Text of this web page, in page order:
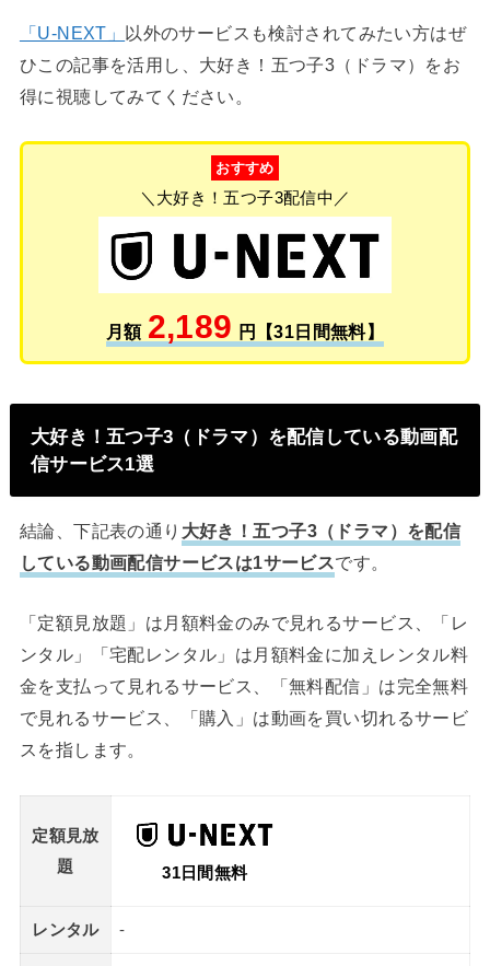
「U-NEXT」 以外のサービスも検討されてみたい方はぜ
ひこの記事を活用し、大好き！五つ子3（ドラマ）をお
得に視聴してみてください。
おすすめ
＼大好き！五つ子3配信中／
月額 2,189 円【31日間無料】
大好き！五つ子3（ドラマ）を配信している動画配
信サービス1選
結論、下記表の通り 大好き！五つ子3（ドラマ）を配信
している動画配信サービスは1サービスです。
「定額見放題」は月額料金のみで見れるサービス、「レ
ンタル」「宅配レンタル」は月額料金に加えレンタル料
金を支払って見れるサービス、「無料配信」は完全無料
で見れるサービス、「購入」は動画を買い切れるサービ
スを指します。
定額見放
題
31日間無料
レンタル -